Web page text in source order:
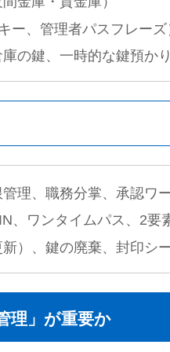
ー、管理者パスフレーズ
の鍵、一時的な鍵預かり
理、職務分掌、承認ワ
、ワンタイムパス、2要
）、鍵の廃棄、封印シ
理」が重要か